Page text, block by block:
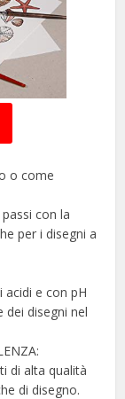
o come
con la
per i disegni a
acidi e con pH
disegni nel
di alta qualità
di disegno.